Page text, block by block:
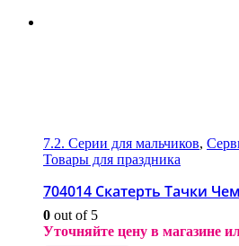
7.2. Серии для мальчиков,
Товары для праздника
704014 Скатерть Тачки
0 out of 5
Уточняйте цену в магазине